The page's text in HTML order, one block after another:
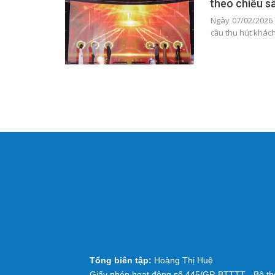
theo chiều
Ngày 07/02/
cầu thu hút
Tổng biên tập: Hoàng Thị Huệ